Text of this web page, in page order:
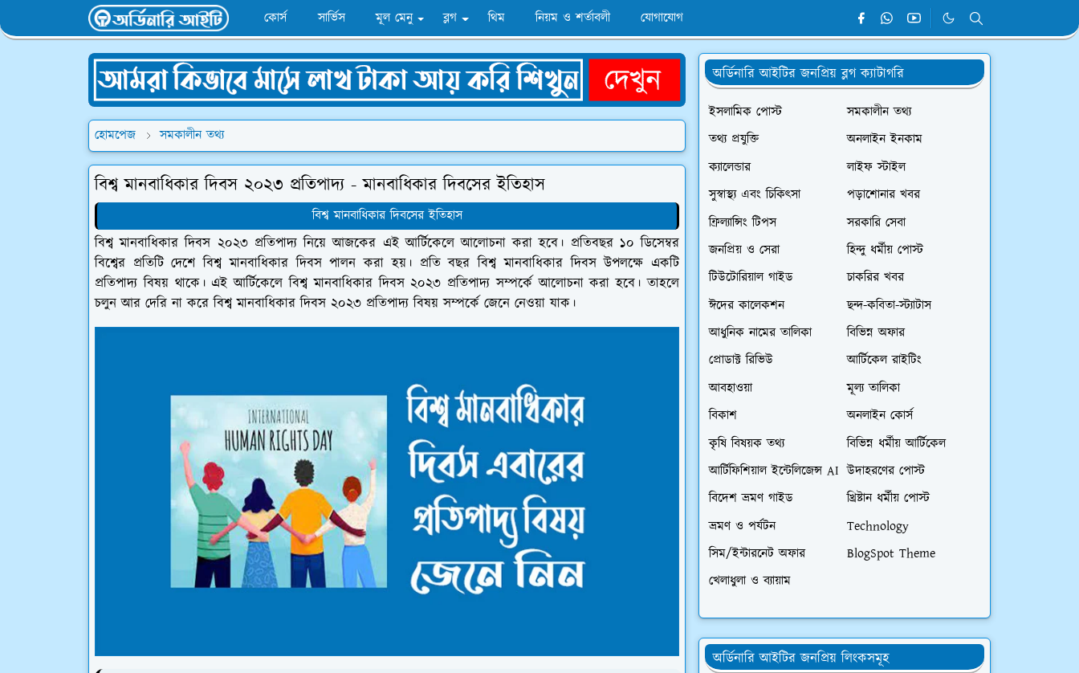
কোর্স সার্ভিস মূল মেনু ব্লগ থিম নিয়ম ও শর্তাবলী যোগাযোগ
হোমপেজ সমকালীন তথ্য
বিশ্ব মানবাধিকার দিবস ২০২৩ প্রতিপাদ্য - মানবাধিকার দিবসের ইতিহাস
বিশ্ব মানবাধিকার দিবসের ইতিহাস
বিশ্ব মানবাধিকার দিবস ২০২৩ প্রতিপাদ্য নিয়ে আজকের এই আর্টিকেলে আলোচনা করা হবে। প্রতিবছর ১০ ডিসেম্বর
বিশ্বের প্রতিটি দেশে বিশ্ব মানবাধিকার দিবস পালন করা হয়। প্রতি বছর বিশ্ব মানবাধিকার দিবস উপলক্ষে একটি
প্রতিপাদ্য বিষয় থাকে। এই আর্টিকেলে বিশ্ব মানবাধিকার দিবস ২০২৩ প্রতিপাদ্য সম্পর্কে আলোচনা করা হবে। তাহলে
চলুন আর দেরি না করে বিশ্ব মানবাধিকার দিবস ২০২৩ প্রতিপাদ্য বিষয় সম্পর্কে জেনে নেওয়া যাক।
অর্ডিনারি আইটির জনপ্রিয় ব্লগ ক্যাটাগরি
ইসলামিক পোস্ট
সমকালীন তথ্য
তথ্য প্রযুক্তি
অনলাইন ইনকাম
ক্যালেন্ডার
লাইফ স্টাইল
সুস্বাস্থ্য এবং চিকিৎসা
পড়াশোনার খবর
ফ্রিল্যান্সিং টিপস
সরকারি সেবা
জনপ্রিয় ও সেরা
হিন্দু ধর্মীয় পোস্ট
টিউটোরিয়াল গাইড
চাকরির খবর
ঈদের কালেকশন
ছন্দ-কবিতা-স্ট্যাটাস
আধুনিক নামের তালিকা
বিভিন্ন অফার
প্রোডাক্ট রিভিউ
আর্টিকেল রাইটিং
আবহাওয়া
মূল্য তালিকা
বিকাশ
অনলাইন কোর্স
কৃষি বিষয়ক তথ্য
বিভিন্ন ধর্মীয় আর্টিকেল
আর্টিফিশিয়াল ইন্টেলিজেন্স AI উদাহরণের পোস্ট
বিদেশ ভ্রমণ গাইড
খ্রিষ্টান ধর্মীয় পোস্ট
ভ্রমণ ও পর্যটন
Technology
সিম/ইন্টারনেট অফার
BlogSpot Theme
খেলাধুলা ও ব্যায়াম
অর্ডিনারি আইটির জনপ্রিয় লিংকসমূহ